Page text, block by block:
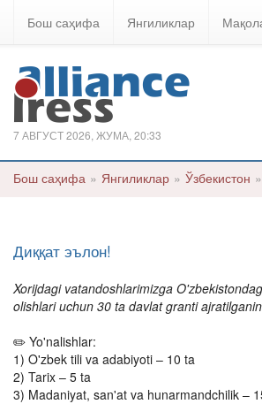
Бош саҳифа Янгиликлар
7 АВГУСТ 2026, ЖУМА, 20:33
Бош саҳифа » Янгиликлар » Ўзбекистон »
Диққат эълон!
Xorijdagi vatandoshlarimizga
olishlari uchun 30 ta davlat granti
✏️ Yo'nalishlar:
1) O'zbek tili va adabiyoti – 10 ta
2) Tarix – 5 ta
3) Madaniyat, san'at va hunarmandchilik –